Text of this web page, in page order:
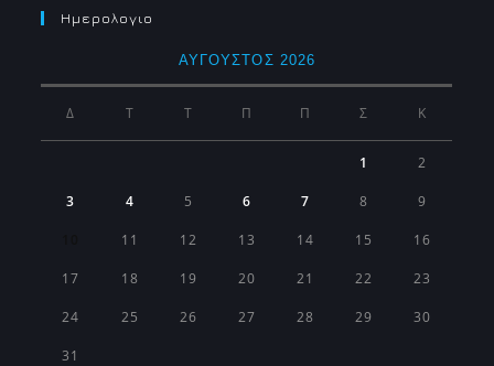
Ημερολογιο
ΑΎΓΟΥΣΤΟΣ 2026
Δ Τ Τ Π Π Σ Κ
1 2
3 4 5 6 7 8 9
11 12 13 14 15 16
17 18 19 20 21 22 23
24 25 26 27 28 29 30
31